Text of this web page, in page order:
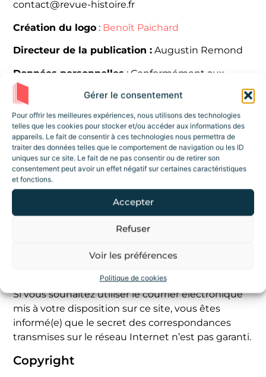
Gérer le consentement
Pour offrir les meilleures expériences, nous utilisons des technologies
telles que les cookies pour stocker et/ou accéder aux informations des
appareils. Le fait de consentir à ces technologies nous permettra de
traiter des données telles que le comportement de navigation ou les ID
uniques sur ce site. Le fait de ne pas consentir ou de retirer son
consentement peut avoir un effet négatif sur certaines caractéristiques
et fonctions.
Accepter
Refuser
Voir les préférences
Politique de cookies
contact@revue-histoire.fr
Création du logo : Benoît Paichard
Directeur de la publication : Augustin Remond
Données personnelles : Conformément aux
articles 39 et suivants de la loi n° 78-17 du 6 janvier
1978 modifiée en 2004 relative à l’informatique,
aux fichiers et aux libertés, toute personne peut
obtenir communication et, le cas échéant,
rectification ou suppression des informations la
concernant, en s’adressant àcontact@revue-
histoire.fr.
Hostinger International Ltd.
Jonavos g. 60C, Kaunas, 44192 Kauno m. sav.,
Si vous souhaitez utiliser le courrier électronique
mis à votre disposition sur ce site, vous êtes
informé(e) que le secret des correspondances
transmises sur le réseau Internet n’est pas garanti.
Copyright